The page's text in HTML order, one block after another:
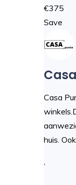
€375
Save
Casa
huis.